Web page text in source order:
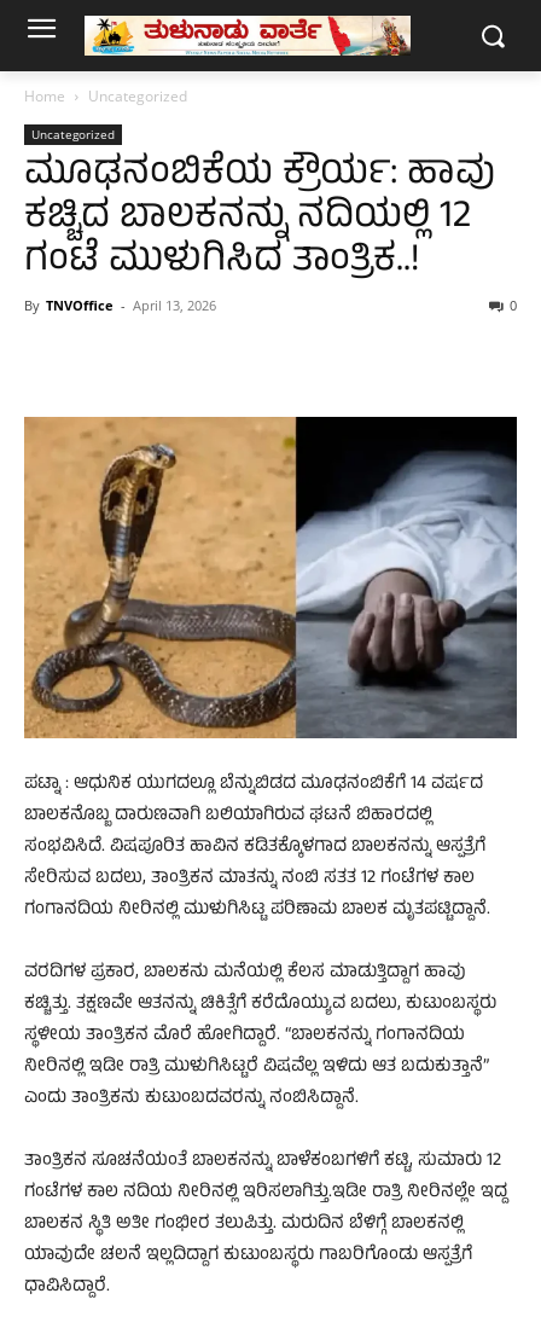
Home Uncategorized
Uncategorized
ಮೂಢನಂಬಿಕೆಯ ಕ್ರೌರ್ಯ: ಹಾವು
ಕಚ್ಚಿದ ಬಾಲಕನನ್ನು ನದಿಯಲ್ಲಿ 12
ಗಂಟೆ ಮುಳುಗಿಸಿದ ತಾಂತ್ರಿಕ..!
By TNVOffice - April 13, 2026 0
ಪಟ್ನಾ : ಆಧುನಿಕ ಯುಗದಲ್ಲೂ ಬೆನ್ನುಬಿಡದ ಮೂಢನಂಬಿಕೆಗೆ 14 ವರ್ಷದ
ಬಾಲಕನೊಬ್ಬ ದಾರುಣವಾಗಿ ಬಲಿಯಾಗಿರುವ ಘಟನೆ ಬಿಹಾರದಲ್ಲಿ
ಸಂಭವಿಸಿದೆ. ವಿಷಪೂರಿತ ಹಾವಿನ ಕಡಿತಕ್ಕೊಳಗಾದ ಬಾಲಕನನ್ನು ಆಸ್ಪತ್ರೆಗೆ
ಸೇರಿಸುವ ಬದಲು, ತಾಂತ್ರಿಕನ ಮಾತನ್ನು ನಂಬಿ ಸತತ 12 ಗಂಟೆಗಳ ಕಾಲ
ಗಂಗಾನದಿಯ ನೀರಿನಲ್ಲಿ ಮುಳುಗಿಸಿಟ್ಟ ಪರಿಣಾಮ ಬಾಲಕ ಮೃತಪಟ್ಟಿದ್ದಾನೆ.
​ವರದಿಗಳ ಪ್ರಕಾರ, ಬಾಲಕನು ಮನೆಯಲ್ಲಿ ಕೆಲಸ ಮಾಡುತ್ತಿದ್ದಾಗ ಹಾವು
ಕಚ್ಚಿತ್ತು. ತಕ್ಷಣವೇ ಆತನನ್ನು ಚಿಕಿತ್ಸೆಗೆ ಕರೆದೊಯ್ಯುವ ಬದಲು, ಕುಟುಂಬಸ್ಥರು
ಸ್ಥಳೀಯ ತಾಂತ್ರಿಕನ ಮೊರೆ ಹೋಗಿದ್ದಾರೆ. “ಬಾಲಕನನ್ನು ಗಂಗಾನದಿಯ
ನೀರಿನಲ್ಲಿ ಇಡೀ ರಾತ್ರಿ ಮುಳುಗಿಸಿಟ್ಟರೆ ವಿಷವೆಲ್ಲ ಇಳಿದು ಆತ ಬದುಕುತ್ತಾನೆ”
ಎಂದು ತಾಂತ್ರಿಕನು ಕುಟುಂಬದವರನ್ನು ನಂಬಿಸಿದ್ದಾನೆ.
ತಾಂತ್ರಿಕನ ಸೂಚನೆಯಂತೆ ಬಾಲಕನನ್ನು ಬಾಳೆಕಂಬಗಳಿಗೆ ಕಟ್ಟಿ, ಸುಮಾರು 12
ಗಂಟೆಗಳ ಕಾಲ ನದಿಯ ನೀರಿನಲ್ಲಿ ಇರಿಸಲಾಗಿತ್ತು.ಇಡೀ ರಾತ್ರಿ ನೀರಿನಲ್ಲೇ ಇದ್ದ
ಬಾಲಕನ ಸ್ಥಿತಿ ಅತೀ ಗಂಭೀರ ತಲುಪಿತ್ತು. ಮರುದಿನ ಬೆಳಿಗ್ಗೆ ಬಾಲಕನಲ್ಲಿ
ಯಾವುದೇ ಚಲನೆ ಇಲ್ಲದಿದ್ದಾಗ ಕುಟುಂಬಸ್ಥರು ಗಾಬರಿಗೊಂಡು ಆಸ್ಪತ್ರೆಗೆ
ಧಾವಿಸಿದ್ದಾರೆ.